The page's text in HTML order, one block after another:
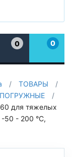
0
0
/ ТОВАРЫ
/
/
для тяжелых
50 - 200 °C,